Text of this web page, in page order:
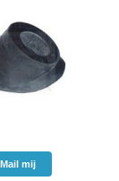
Mail mij